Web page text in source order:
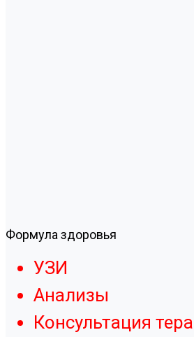
Формула здоровья
УЗИ
Анализы
Консультация